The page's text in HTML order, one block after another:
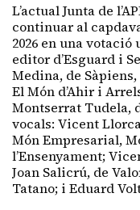
L’actual Junta de
continuar al
2026 en una
editor d’Esguard i
Medina, de
El Món d’Ahir i
Montserrat Tudela,
vocals: Vicent
Món Empresarial,
l’Ensenyament;
Joan Salicrú, de
Tatano; i Eduard